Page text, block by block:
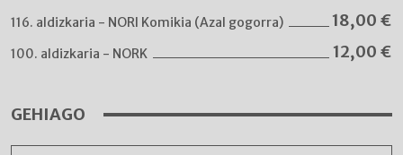
116. aldizkaria - NORI Komikia (Azal gogorra) 18,00 €
100. aldizkaria - NORK 12,00 €
GEHIAGO